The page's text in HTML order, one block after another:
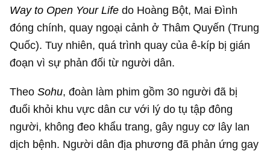
Way to Open Your Life do Hoàng Bột, Mai Đình
đóng chính, quay ngoại cảnh ở Thâm Quyến (Trung
Quốc). Tuy nhiên, quá trình quay của ê-kíp bị gián
đoạn vì sự phản đối từ người dân.
Theo Sohu, đoàn làm phim gồm 30 người đã bị
đuổi khỏi khu vực dân cư với lý do tụ tập đông
người, không đeo khẩu trang, gây nguy cơ lây lan
dịch bệnh. Người dân địa phương đã phản ứng gay